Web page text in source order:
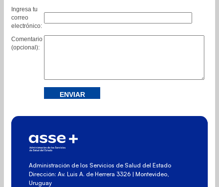
Ingresa tu
correo
electrónico:
Comentario
(opcional):
Administración de los Servicios de Salud del Estado
Dirección: Av. Luis A. de Herrera 3326 | Montevideo,
Uruguay